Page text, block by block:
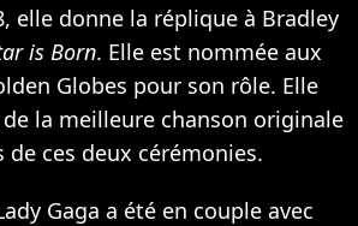
elle donne la réplique à Bradley
is Born. Elle est nommée aux
Globes pour son rôle. Elle
la meilleure chanson originale
ces deux cérémonies.
Gaga a été en couple avec